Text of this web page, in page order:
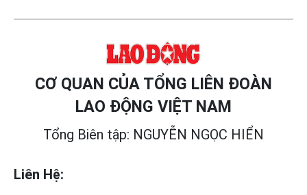
CƠ QUAN CỦA TỔNG LIÊN ĐOÀN
LAO ĐỘNG VIỆT NAM
Tổng Biên tập: NGUYỄN NGỌC HIỂN
Liên Hệ: